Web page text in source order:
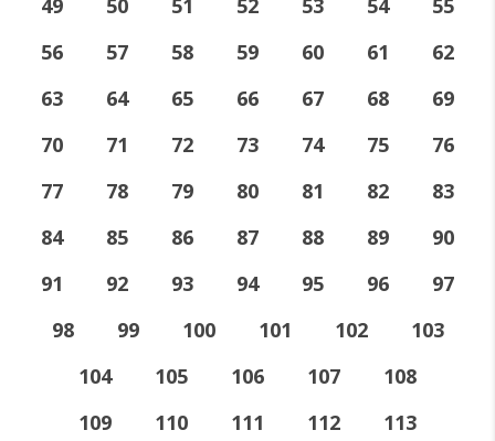
49
50 51 52 53 54
55
56
57 58 59 60 61
62
63
64 65 66 67 68
69
70
71 72 73 74 75
76
77
78 79 80 81 82
83
84
85 86 87 88 89
90
91
92 93 94 95 96
97
98
99 100 101 102
103
104
105 106 107
108
109
110 111 112
113